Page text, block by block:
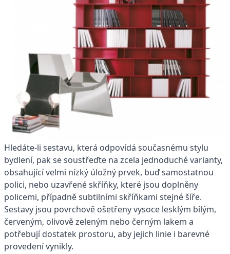
Hledáte-li sestavu, která odpovídá současnému stylu
bydlení, pak se soustřeďte na zcela jednoduché varianty,
obsahující velmi nízký úložný prvek, buď samostatnou
polici, nebo uzavřené skříňky, které jsou doplněny
policemi, případně subtilními skříňkami stejné šíře.
Sestavy jsou povrchově ošetřeny vysoce lesklým bílým,
červeným, olivově zeleným nebo černým lakem a
potřebují dostatek prostoru, aby jejich linie i barevné
provedení vynikly.